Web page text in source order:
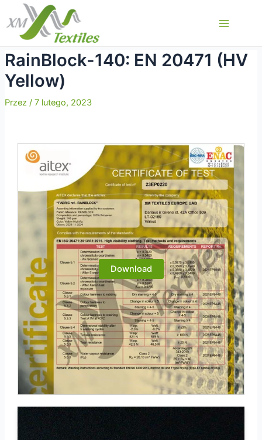
Przejdź
do
treści
Menu
RainBlock-140: EN 20471 (HV
Yellow)
Przez / 7 lutego, 2023
Download